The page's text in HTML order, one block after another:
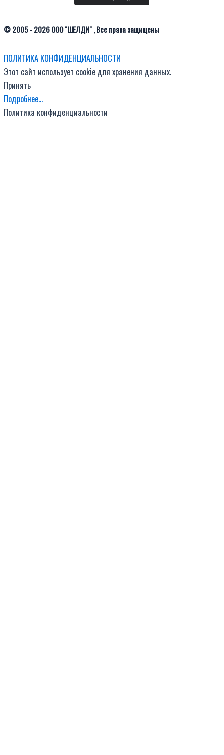
© 2005 - 2026 ООО "ШЕЛДИ" , Все права защищены
ПОЛИТИКА КОНФИДЕНЦИАЛЬНОСТИ
Этот сайт использует cookie для хранения данных.
Принять
Подробнее…
Политика конфиденциальности